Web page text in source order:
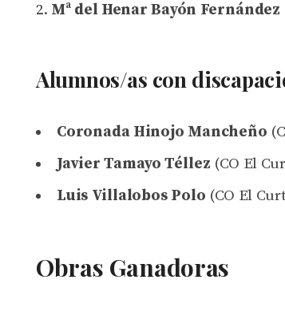
Mª del Henar Bayón Fernández
Alumnos/as con
Coronada Hinojo Mancheño
Javier Tamayo Téllez (CO El
Luis Villalobos Polo (CO El
Obras Ganadoras